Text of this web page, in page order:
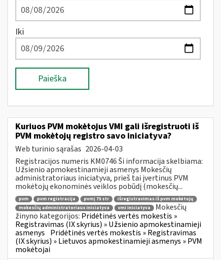
Iki
Paieška
Kuriuos PVM mokėtojus VMI gali išregistruoti iš
PVM mokėtojų registro savo iniciatyva?
Web turinio sąrašas 2026-04-03
Registracijos numeris KM0746 Ši informacija skelbiama:
Užsienio apmokestinamieji asmenys Mokesčių
administratoriaus iniciatyva, prieš tai įvertinus PVM
mokėtojų ekonominės veiklos pobūdį (mokesčių...
pvm pvm registracija pvmį 75 str
išregistravimas iš pvm mokėtojų
mokesčių administratoriaus iniciatyva
vmi iniciatyva
Mokesčių
žinyno kategorijos: Pridėtinės vertės mokestis »
Registravimas (IX skyrius) » Užsienio apmokestinamieji
asmenys Pridėtinės vertės mokestis » Registravimas
(IX skyrius) » Lietuvos apmokestinamieji asmenys » PVM
mokėtojai